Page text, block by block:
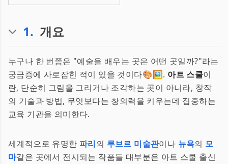
1. 개요
누구나 한 번쯤은 "예술을 배우는 곳은 어떤 곳일까?"라는
궁금증에 사로잡힌 적이 있을 것이다🎨🖼️. 아트 스쿨이
란, 단순히 그림을 그리거나 조각하는 곳이 아니라, 창작
의 기술과 방법, 무엇보다는 창의력을 키우는데 집중하는
교육 기관을 의미한다.
세계적으로 유명한 파리의 루브르 미술관이나 뉴욕의 모
마같은 곳에서 전시되는 작품들 대부분은 아트 스쿨 출신